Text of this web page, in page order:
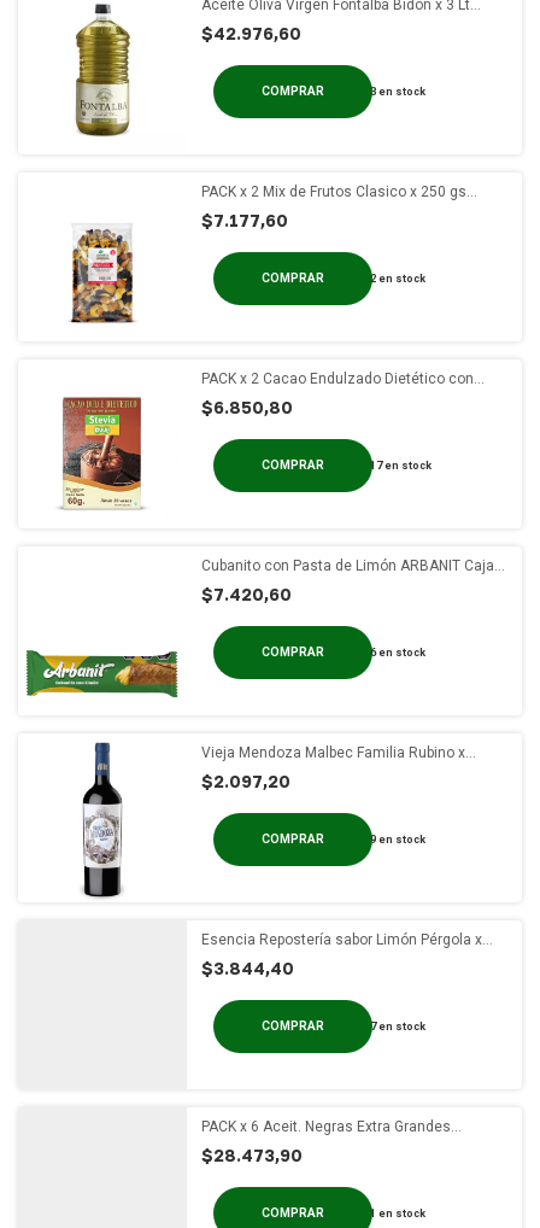
Aceite Oliva Virgen Fontalba Bidon x 3 Lt
$42.976,60
3 en stock
PACK x 2 Mix de Frutos Clasico x 250 gs
$7.177,60
2 en stock
PACK x 2 Cacao Endulzado Dietético con
$6.850,80
17en stock
Cubanito con Pasta de Limón ARBANIT Caja x
$7.420,60
6en stock
Vieja Mendoza Malbec Familia Rubino x
$2.097,20
9 en stock
Esencia Repostería sabor Limón Pérgola x
$3.844,40
7en stock
PACK x 6 Aceit. Negras Extra Grandes
$28.473,90
1 en stock